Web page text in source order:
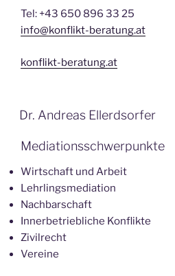
Tel: +43 650 896 33 25
info@konflikt-beratung.at
konflikt-beratung.at
Dr. Andreas Ellerdsorfer
Mediationsschwerpunkte
Wirtschaft und Arbeit
Lehrlingsmediation
Nachbarschaft
Innerbetriebliche Konflikte
Zivilrecht
Vereine